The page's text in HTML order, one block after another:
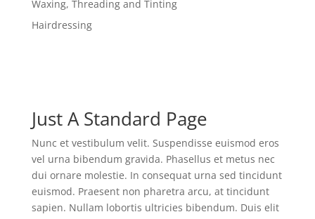
Waxing, Threading and Tinting
Hairdressing
Just A Standard Page
Nunc et vestibulum velit. Suspendisse euismod eros
vel urna bibendum gravida. Phasellus et metus nec
dui ornare molestie. In consequat urna sed tincidunt
euismod. Praesent non pharetra arcu, at tincidunt
sapien. Nullam lobortis ultricies bibendum. Duis elit